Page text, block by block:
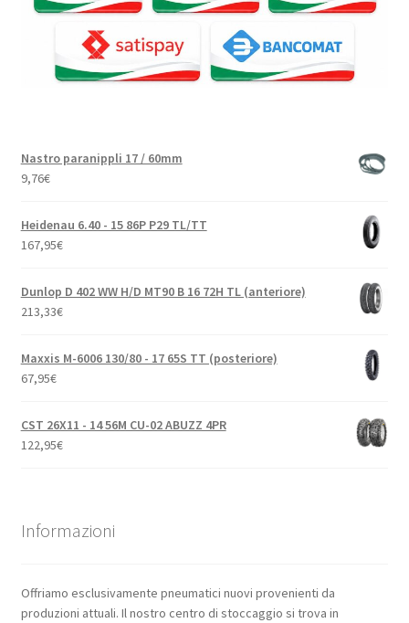
Nastro paranippli 17 / 60mm
9,76€
Heidenau 6.40 - 15 86P P29 TL/TT
167,95€
Dunlop D 402 WW H/D MT90 B 16 72H TL (anteriore)
213,33€
Maxxis M-6006 130/80 - 17 65S TT (posteriore)
67,95€
CST 26X11 - 14 56M CU-02 ABUZZ 4PR
122,95€
Informazioni
Offriamo esclusivamente pneumatici nuovi provenienti da
produzioni attuali. Il nostro centro di stoccaggio si trova in